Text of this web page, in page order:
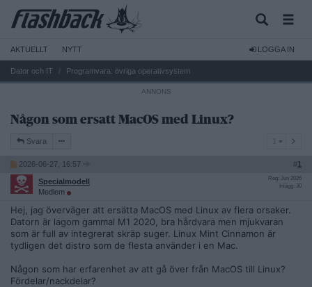
AKTUELLT NYTT LOGGA IN
Dator och IT Programvara: övriga operativsystem
Någon som ersatt MacOS med Linux?
Svara
2026-06-27, 16:57 #1
Specialmodell
Medlem
Reg: Jun 2026
Inlägg: 30
Hej, jag överväger att ersätta MacOS med Linux av flera orsaker.
Datorn är lagom gammal M1 2020, bra hårdvara men mjukvaran
som är full av integrerat skräp suger. Linux Mint Cinnamon är
tydligen det distro som de flesta använder i en Mac.
Någon som har erfarenhet av att gå över från MacOS till Linux?
Fördelar/nackdelar?